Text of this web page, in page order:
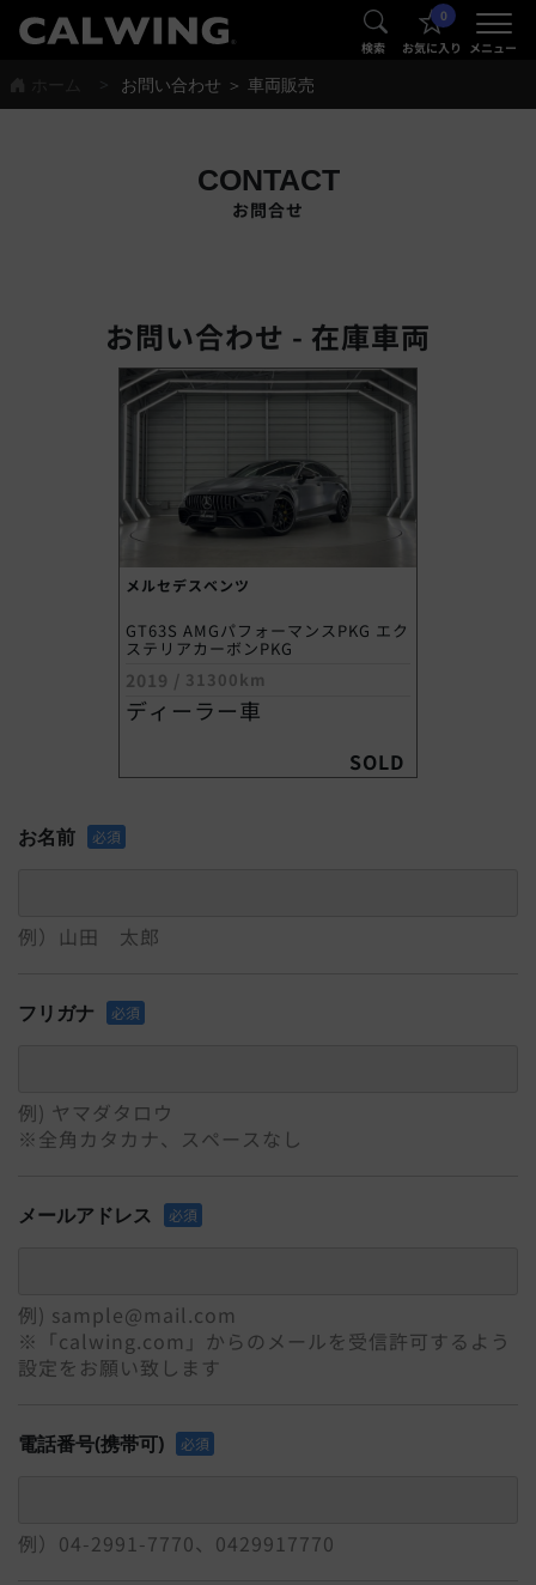
® 検索
0
お気に入り メニュー
®
お問い合わせ ＞ 車両販売
CONTACT
お問合せ
お問い合わせ - 在庫車両
メルセデスベンツ
GT63S AMGパフォーマンスPKG エク
ステリアカーボンPKG
2019 / 31300km
ディーラー車
SOLD
お名前 必須
例）山田 太郎
フリガナ 必須
例) ヤマダタロウ
※全角カタカナ、スペースなし
メールアドレス 必須
例) sample@mail.com
※「calwing.com」からのメールを受信許可するよう
設定をお願い致します
電話番号(携帯可) 必須
例）04-2991-7770、0429917770